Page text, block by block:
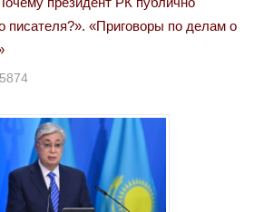
писателя?». «Приговоры по делам о